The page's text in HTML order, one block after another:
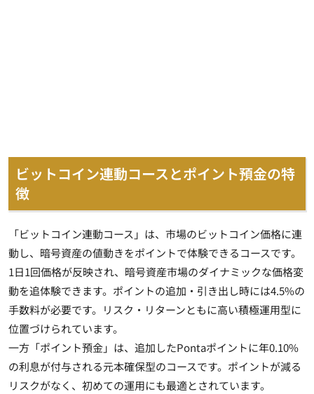
ビットコイン連動コースとポイント預金の特
徴
「ビットコイン連動コース」は、市場のビットコイン価格に連
動し、暗号資産の値動きをポイントで体験できるコースです。
1日1回価格が反映され、暗号資産市場のダイナミックな価格変
動を追体験できます。ポイントの追加・引き出し時には4.5%の
手数料が必要です。リスク・リターンともに高い積極運用型に
位置づけられています。
一方「ポイント預金」は、追加したPontaポイントに年0.10%
の利息が付与される元本確保型のコースです。ポイントが減る
リスクがなく、初めての運用にも最適とされています。